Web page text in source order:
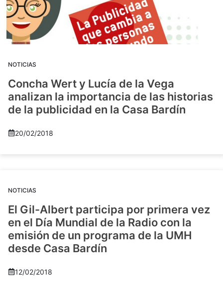
NOTICIAS
Concha Wert y Lucía de la Vega
analizan la importancia de las historias
de la publicidad en la Casa Bardín
20/02/2018
NOTICIAS
El Gil-Albert participa por primera vez
en el Día Mundial de la Radio con la
emisión de un programa de la UMH
desde Casa Bardín
12/02/2018